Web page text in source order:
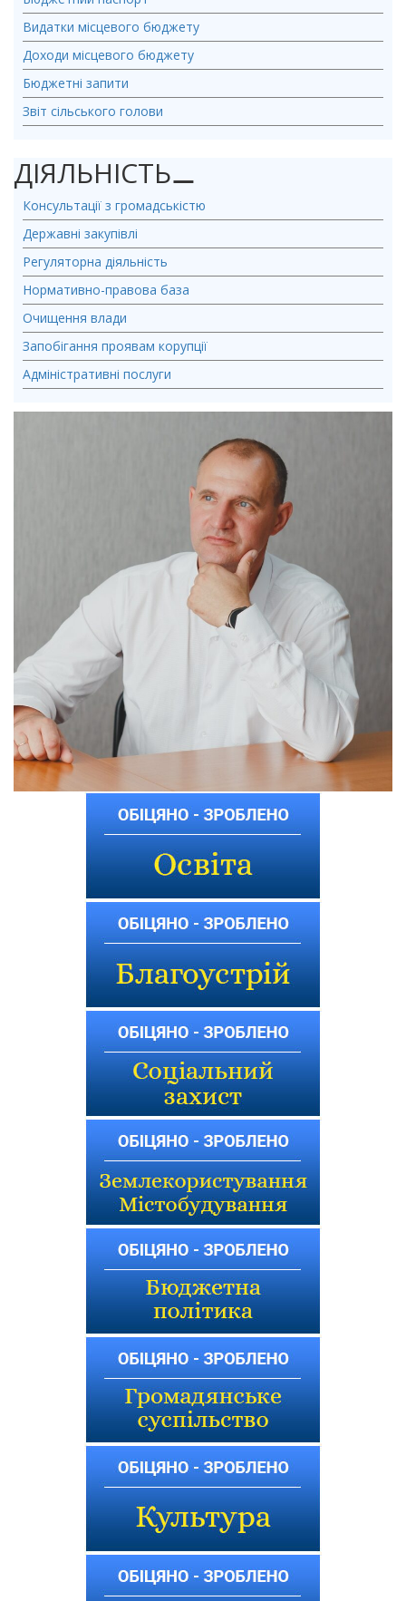
Видатки місцевого бюджету
Доходи місцевого бюджету
Бюджетні запити
Звіт сільського голови
ДІЯЛЬНІСТЬ⚊
Консультації з громадськістю
Державні закупівлі
Регуляторна діяльність
Нормативно-правова база
Очищення влади
Запобігання проявам корупції
Адміністративні послуги